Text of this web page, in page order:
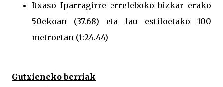
Itxaso Iparragirre erreleboko bizkar erako
50ekoan (37.68) eta lau estiloetako 100
metroetan (1:24.44)
Gutxieneko berriak